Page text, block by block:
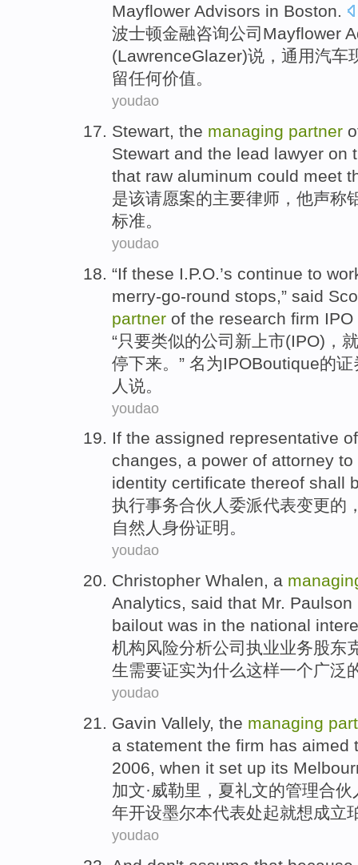
Mayflower Advisors in Boston.
波士顿金融咨询公司 Mayflower
(LawrenceGlazer)说 ， 通用汽车
留任何价值。
youdao
Stewart, the managing partner
Stewart and the lead lawyer on
that raw aluminum could meet
是该请愿案的主要律师 ，他声称
标准。
youdao
“If these I.P.O .’s continue to
merry-go-round stops ,” said
partner of the research firm IPO
“只要类似的公司新 上市(IPO)， 就
停下来。” 名为IPOBoutique的证
人 说。
youdao
If the assigned representative of
changes, a power of attorney to
identity certificate thereof shall
执行事务合伙人 委派代表变更的
自然人 身份证明 。
youdao
Christopher Whalen, a
Analytics, said that Mr. Paulson
bailout was in the national
机构风险分析公司执业业务股东
生需要证实为什么这样一个广泛
youdao
Gavin Vallely, the managing
a statement the firm has aimed
2006, when it set up its
加文·威勒里， 夏礼文的管理合伙
年开设墨尔本代表处起就想成立
youdao